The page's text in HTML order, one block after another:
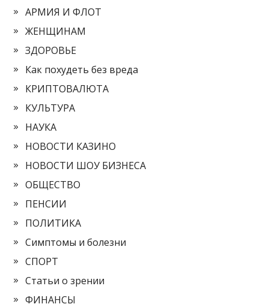
АРМИЯ И ФЛОТ
ЖЕНЩИНАМ
ЗДОРОВЬЕ
Как похудеть без вреда
КРИПТОВАЛЮТА
КУЛЬТУРА
НАУКА
НОВОСТИ КАЗИНО
НОВОСТИ ШОУ БИЗНЕСА
ОБЩЕСТВО
ПЕНСИИ
ПОЛИТИКА
Симптомы и болезни
СПОРТ
Статьи о зрении
ФИНАНСЫ